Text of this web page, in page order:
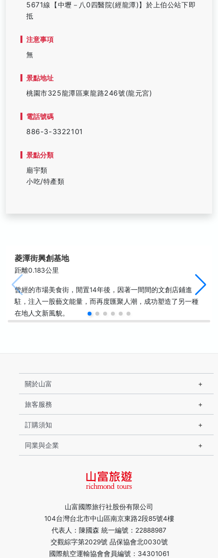
5671線【中壢－八0四醫院(經龍潭)】於上伯公站下即
抵
注意事項
無
景點地址
桃園市325龍潭區東龍路246號(龍元宮)
電話號碼
886-3-3322101
景點分類
廟宇類
小吃/特產類
菱潭街興創基地
距離0.183公里
曾經的市場美食街，閒置14年後，因著一間間的文創店鋪進
駐，注入一股藝文能量，而再度匯聚人潮，成功塑造了另一種
在地人文新風貌。
山富國際旅行社股份有限公司
104台灣台北市中山區南京東路2段85號4樓
代表人：陳國森 統一編號：22888987
交觀綜字第2029號 品保協會北0030號
國際航空運輸協會會員編號：34301061
關於山富
旅客服務
訂購須知
同業與企業